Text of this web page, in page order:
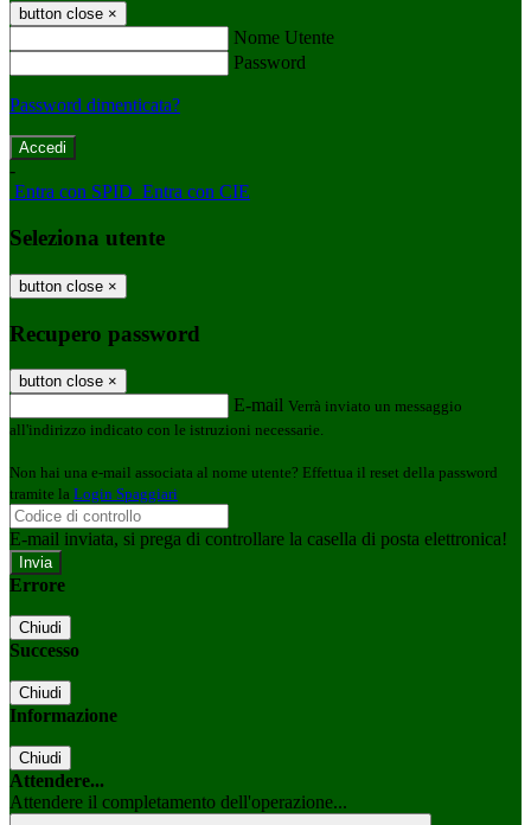
button close ×
Nome Utente
Password
Password dimenticata?
-
Entra con SPID Entra con CIE
Seleziona utente
button close ×
Recupero password
button close ×
E-mail Verrà inviato un messaggio
all'indirizzo indicato con le istruzioni necessarie.
Non hai una e-mail associata al nome utente? Effettua il reset della password
tramite la Login Spaggiari
E-mail inviata, si prega di controllare la casella di posta elettronica!
Errore
Chiudi
Successo
Chiudi
Informazione
Chiudi
Attendere...
Attendere il completamento dell'operazione...